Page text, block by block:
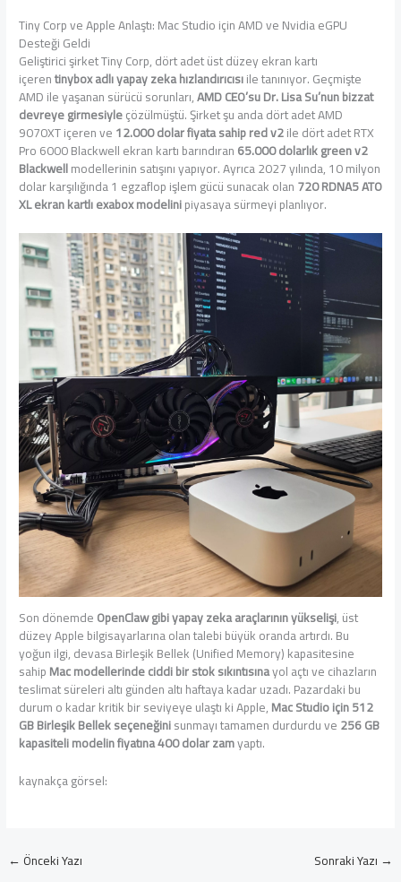
Tiny Corp ve Apple Anlaştı: Mac Studio için AMD ve Nvidia eGPU
Desteği Geldi
Geliştirici şirket Tiny Corp, dört adet üst düzey ekran kartı
içerentinybox adlı yapay zeka hızlandırıcısıile tanınıyor. Geçmişte
AMD ile yaşanan sürücü sorunları,AMD CEO’su Dr. Lisa Su’nun bizzat
devreye girmesiyleçözülmüştü. Şirket şu anda dört adet AMD
9070XT içeren ve12.000 dolar fiyata sahip red v2ile dört adet RTX
Pro 6000 Blackwell ekran kartı barındıran65.000 dolarlık green v2
Blackwellmodellerinin satışını yapıyor. Ayrıca 2027 yılında, 10 milyon
dolar karşılığında 1 egzaflop işlem gücü sunacak olan720 RDNA5 AT0
XL ekran kartlı exabox modelinipiyasaya sürmeyi planlıyor.
Son dönemdeOpenClaw gibi yapay zeka araçlarının yükselişi, üst
düzey Apple bilgisayarlarına olan talebi büyük oranda artırdı. Bu
yoğun ilgi, devasa Birleşik Bellek (Unified Memory) kapasitesine
sahipMac modellerinde ciddi bir stok sıkıntısınayol açtı ve cihazların
teslimat süreleri altı günden altı haftaya kadar uzadı. Pazardaki bu
durum o kadar kritik bir seviyeye ulaştı ki Apple,Mac Studio için 512
GB Birleşik Bellek seçeneğinisunmayı tamamen durdurdu ve256 GB
kapasiteli modelin fiyatına 400 dolar zamyaptı.
kaynakça görsel:
← Önceki Yazı Sonraki Yazı →